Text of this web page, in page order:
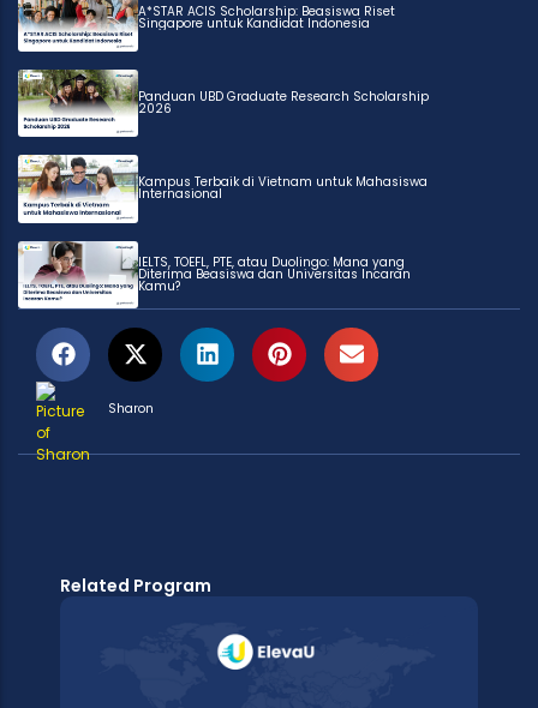
A*STAR ACIS Scholarship: Beasiswa Riset
Singapore untuk Kandidat Indonesia
Panduan UBD Graduate Research Scholarship
2026
Kampus Terbaik di Vietnam untuk Mahasiswa
Internasional
IELTS, TOEFL, PTE, atau Duolingo: Mana yang
Diterima Beasiswa dan Universitas Incaran
Kamu?
Sharon
Related Program